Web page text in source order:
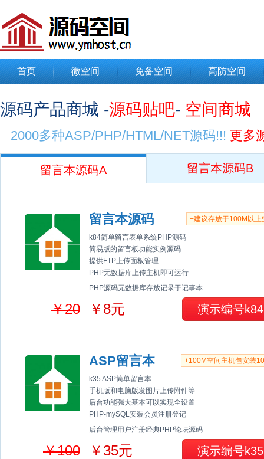
首页 微空间 免备空间 高防空间
源码产品商城 -源码贴吧- 空间商城
2000多种ASP/PHP/HTML/NET源码!!! 更多
留言本源码A 留言本源码B
￥20
+建议存放于100M以上
留言本源码
k84简单留言表单系统PHP源码
简易版的留言板功能实例源码
提供FTP上传面板管理
PHP无数据库上传主机即可运行
PHP源码无数据库存放记录于记事本
演示编号k84
￥8元
￥100
+100M空间主机包安装
ASP留言本
k35 ASP简单留言本
手机版和电脑版发图片上传附件等
后台功能强大基本可以实现全设置
PHP-mySQL安装会员注册登记
后台管理用户注册经典PHP论坛源码
演示编号k35
￥35元